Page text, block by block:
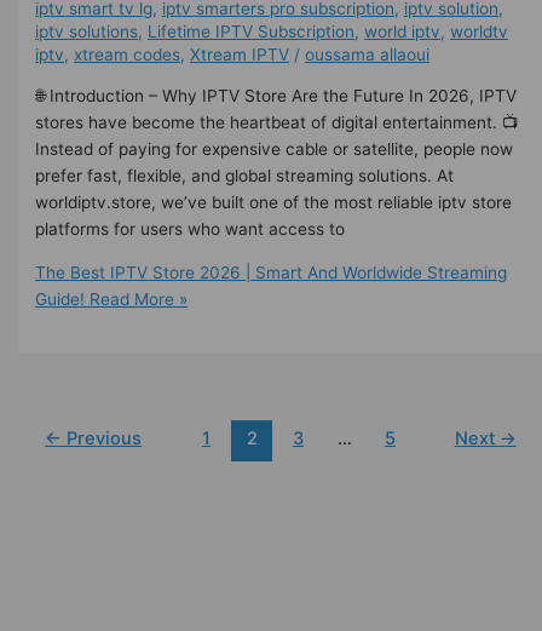
iptv smart tv lg, iptv smarters pro subscription, iptv solution,
iptv solutions, Lifetime IPTV Subscription,world iptv,worldtv
iptv, xtream codes,Xtream IPTV /oussama allaoui
🌐 Introduction – Why IPTV Store Are the Future In 2026, IPTV
stores have become the heartbeat of digital entertainment. 📺
Instead of paying for expensive cable or satellite, people now
prefer fast, flexible, and global streaming solutions. At
worldiptv.store, we’ve built one of the most reliable iptv store
platforms for users who want access to
The Best IPTV Store 2026 | Smart And Worldwide Streaming
Guide! Read More »
← Previous 1 2 3 … 5 Next →